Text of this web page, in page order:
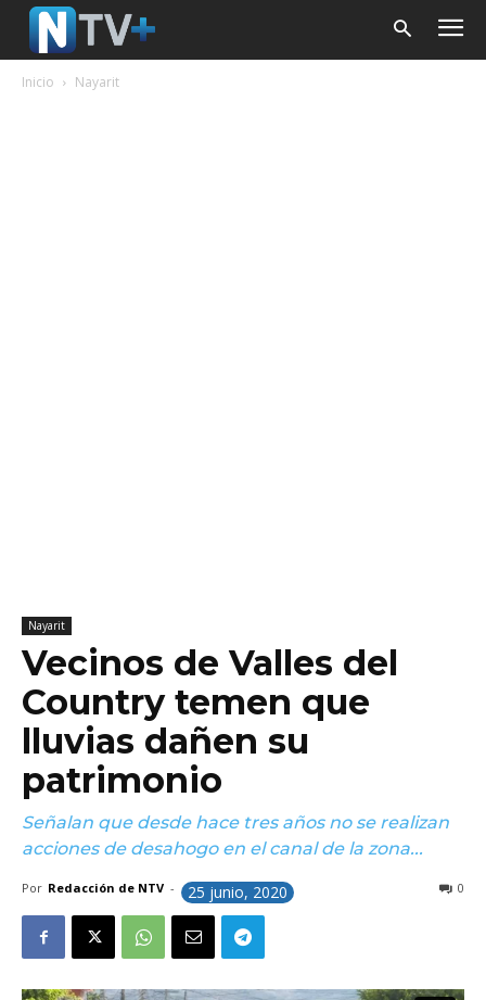
Inicio Nayarit
Nayarit
Vecinos de Valles del
Country temen que
lluvias dañen su
patrimonio
Señalan que desde hace tres años no se realizan
acciones de desahogo en el canal de la zona...
Por Redacción de NTV - 25 junio, 2020 0